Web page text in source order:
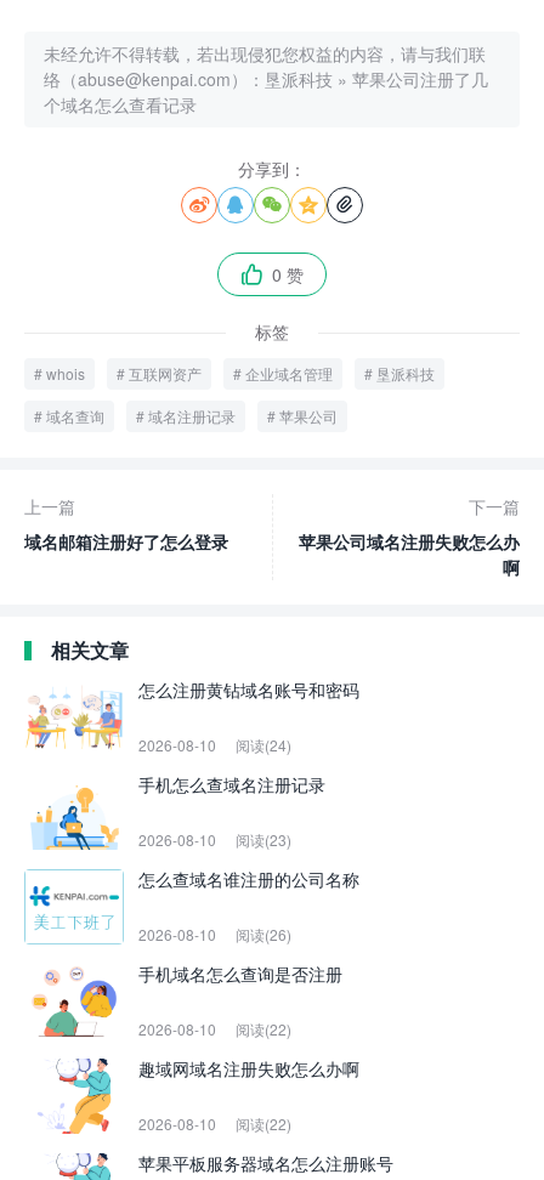
未经允许不得转载，若出现侵犯您权益的内容，请与我们联
络（abuse@kenpai.com）： 垦派科技 » 苹果公司注册了几
个域名怎么查看记录
分享到：
    
 0 赞
标签
whois 互联网资产 企业域名管理 垦派科技
域名查询 域名注册记录 苹果公司
上一篇
域名邮箱注册好了怎么登录
下一篇
苹果公司域名注册失败怎么办
啊
相关文章
怎么注册黄钻域名账号和密码
2026-08-10 阅读(24)
手机怎么查域名注册记录
2026-08-10 阅读(23)
怎么查域名谁注册的公司名称
2026-08-10 阅读(26)
手机域名怎么查询是否注册
2026-08-10 阅读(22)
趣域网域名注册失败怎么办啊
2026-08-10 阅读(22)
苹果平板服务器域名怎么注册账号